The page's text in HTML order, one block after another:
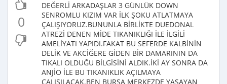
0
DEĞERLİ ARKADAŞLAR 3 GÜNLÜK DOWN
SENROMLU KIZIM VAR İLK ŞOKU ATLATMAYA
ÇALIŞIYORUZ.BUNUNLA BİRLİKTE DUEDONAL
ATREZİ DENEN MİDE TIKANIKLIĞI İLE İLGİLİ
AMELİYATI YAPIDI.FAKAT BU SEFERDE KALBİNİN
DELİK VE AKCİĞERE GİDEN BİR DAMARININ DA
TIKALI OLDUĞU BİLGİSİNİ ALDIK.İKİ AY SONRA DA
ANJİO İLE BU TIKANIKLIK AÇILMAYA
ÇALIŞILACAK.BEN BURSA MERKEZDE YAŞAYAN